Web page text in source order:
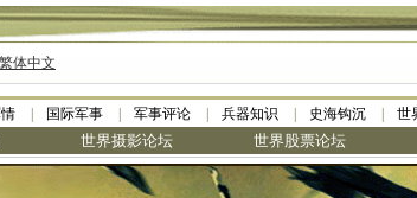
繁体中文
国际军事 军事评论 兵器知识 史海钩沉 世
世界摄影论坛 世界股票论坛